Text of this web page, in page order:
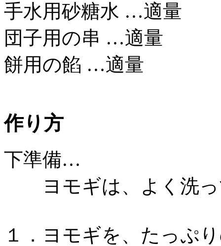
手水用砂糖水 …適量
団子用の串 …適量
餅用の餡 …適量
作り方
下準備…
ヨモギは、よく洗っ
１．ヨモギを、たっぷ